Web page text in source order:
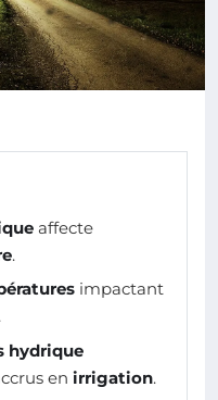
affecte
.
impactant
.
hydrique
en irrigation.